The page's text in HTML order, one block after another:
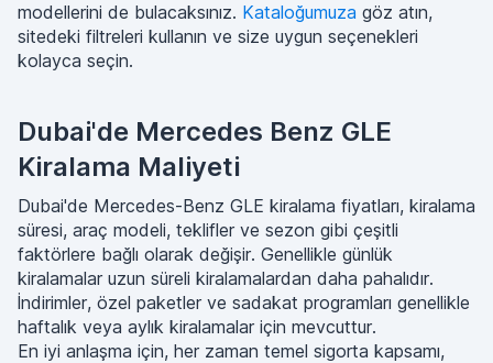
modellerini de bulacaksınız. Kataloğumuza göz atın,
sitedeki filtreleri kullanın ve size uygun seçenekleri
kolayca seçin.
Dubai'de Mercedes Benz GLE
Kiralama Maliyeti
Dubai'de Mercedes-Benz GLE kiralama fiyatları, kiralama
süresi, araç modeli, teklifler ve sezon gibi çeşitli
faktörlere bağlı olarak değişir. Genellikle günlük
kiralamalar uzun süreli kiralamalardan daha pahalıdır.
İndirimler, özel paketler ve sadakat programları genellikle
haftalık veya aylık kiralamalar için mevcuttur.
En iyi anlaşma için, her zaman temel sigorta kapsamı,